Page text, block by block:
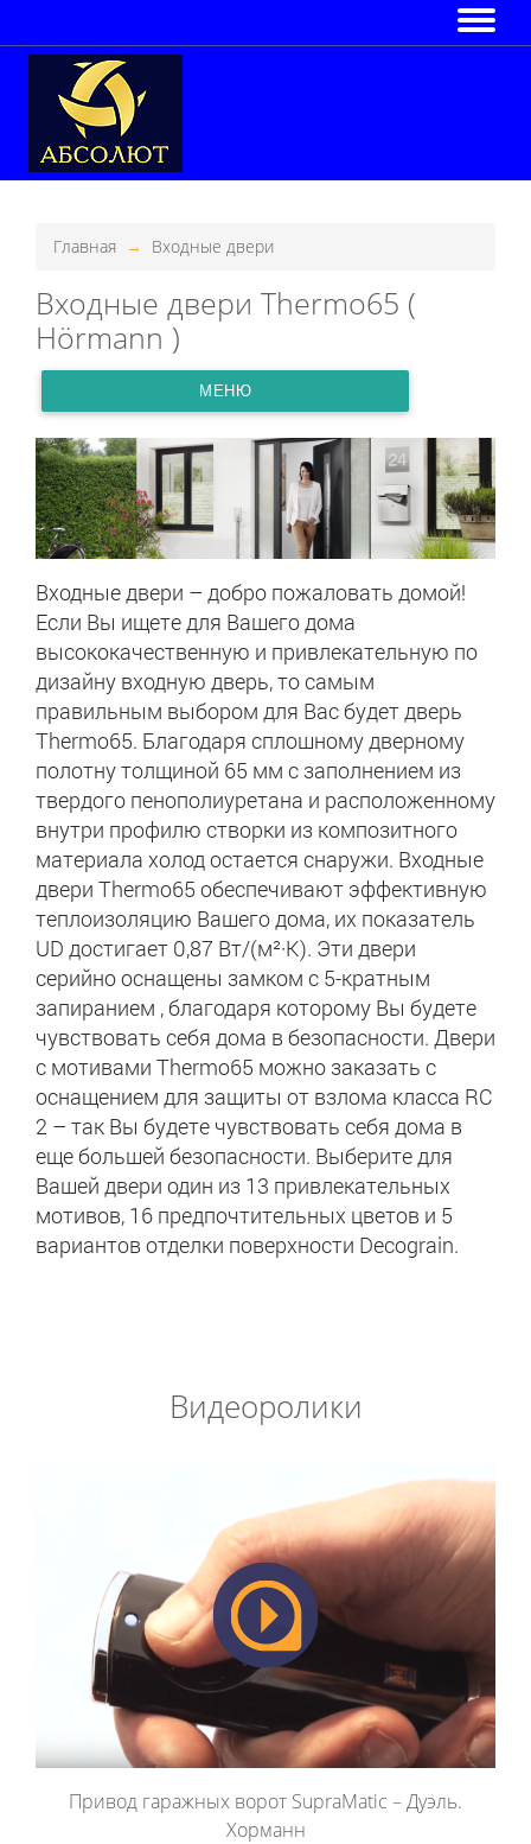
Главная Входные двери
Входные двери Thermo65 (
Hörmann )
МЕНЮ
Входные двери – добро пожаловать домой!
Если Вы ищете для Вашего дома
высококачественную и привлекательную по
дизайну входную дверь, то самым
правильным выбором для Вас будет дверь
Thermo65. Благодаря сплошному дверному
полотну толщиной 65 мм с заполнением из
твердого пенополиуретана и расположенному
внутри профилю створки из композитного
материала холод остается снаружи. Входные
двери Thermo65 обеспечивают эффективную
теплоизоляцию Вашего дома, их показатель
UD достигает 0,87 Вт/(м²·К). Эти двери
серийно оснащены замком с 5-кратным
запиранием , благодаря которому Вы будете
чувствовать себя дома в безопасности. Двери
с мотивами Thermo65 можно заказать с
оснащением для защиты от взлома класса RC
2 – так Вы будете чувствовать себя дома в
еще большей безопасности. Выберите для
Вашей двери один из 13 привлекательных
мотивов, 16 предпочтительных цветов и 5
вариантов отделки поверхности Decograin.
Видеоролики
Привод гаражных ворот SupraMatic – Дуэль.
Хорманн